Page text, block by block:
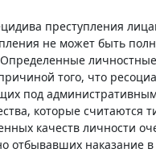
преступления
не может быть
того, что
под
которые считаются
качеств личности
отбывавших наказание